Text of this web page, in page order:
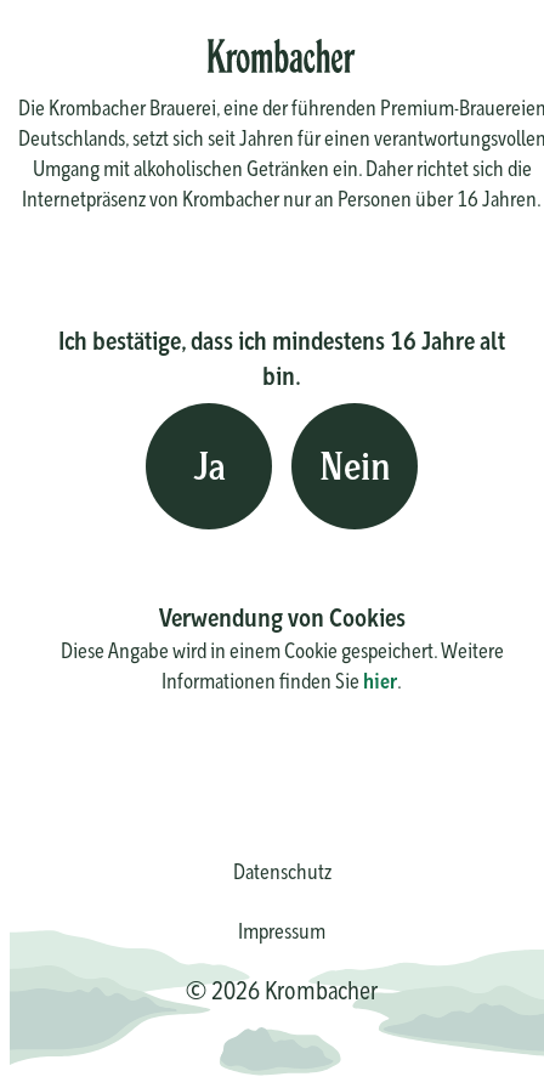
Die Krombacher Brauerei, eine der führenden Premium-
Deutschlands, setzt sich seit Jahren für einen
Umgang mit alkoholischen Getränken ein. Daher richtet sich die
Internetpräsenz von Krombacher nur an Personen über 16 Jahren.
Ich bestätige, dass ich mindestens 16 Jahre alt
bin.
Ja Nein
Verwendung von Cookies
Diese Angabe wird in einem Cookie gespeichert. Weitere
Informationen finden Sie hier.
Datenschutz
Impressum
© 2026 Krombacher